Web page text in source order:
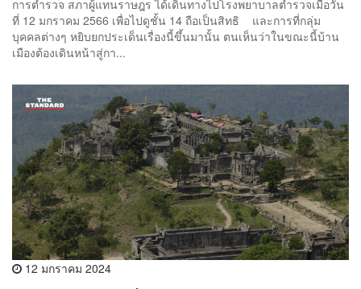
การตำรวจ สภาผู้แทนราษฎร ได้เดินทางไปโรงพยาบาลตำรวจเมื่อวัน
ที่ 12 มกราคม 2566 เพื่อไปดูชั้น 14 ถือเป็นสิทธิ และการที่กลุ่ม
บุคคลต่างๆ หยิบยกประเด็นเรื่องนี้ขึ้นมานั้น ตนเห็นว่าในขณะนี้บ้าน
เมืองต้องเดินหน้าสู่กา...
12 มกราคม 2024